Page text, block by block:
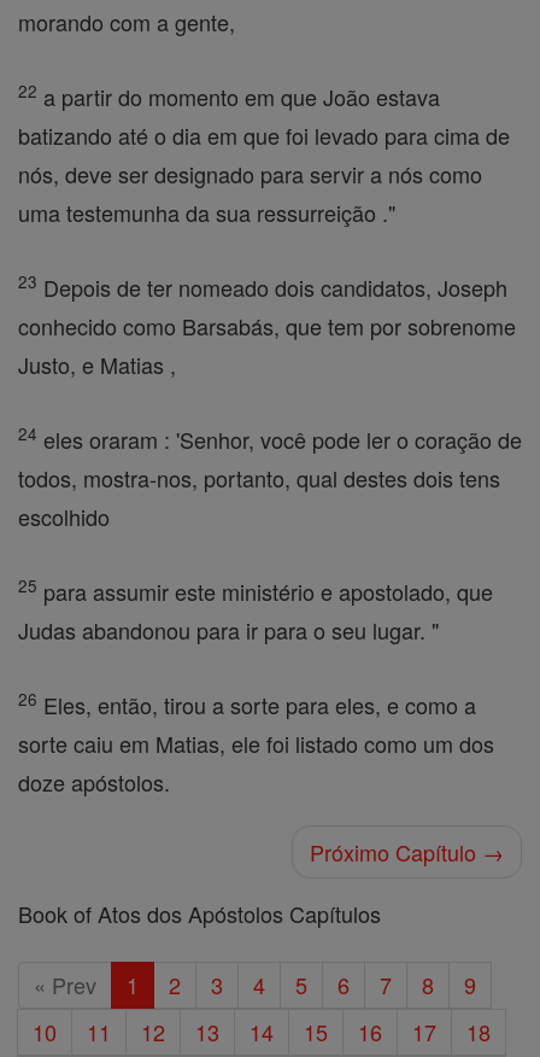
morando com a gente,
22 a partir do momento em que João estava
batizando até o dia em que foi levado para cima de
nós, deve ser designado para servir a nós como
uma testemunha da sua ressurreição ."
23 Depois de ter nomeado dois candidatos, Joseph
conhecido como Barsabás, que tem por sobrenome
Justo, e Matias ,
24 eles oraram : 'Senhor, você pode ler o coração de
todos, mostra-nos, portanto, qual destes dois tens
escolhido
25 para assumir este ministério e apostolado, que
Judas abandonou para ir para o seu lugar. "
26 Eles, então, tirou a sorte para eles, e como a
sorte caiu em Matias, ele foi listado como um dos
doze apóstolos.
Próximo Capítulo →
Book of Atos dos Apóstolos Capítulos
« Prev 1 2 3 4 5 6 7 8
9
10
11 12 13 14 15 16 17
18